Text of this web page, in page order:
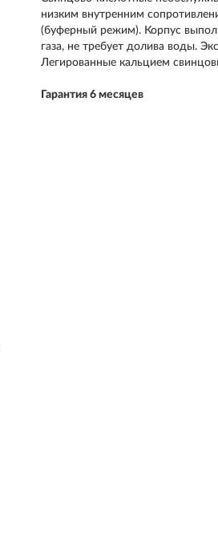
низким внутренним
(буферный режим). Корпус
газа, не требует долива воды.
Легированные кальцием
Гарантия 6 месяцев